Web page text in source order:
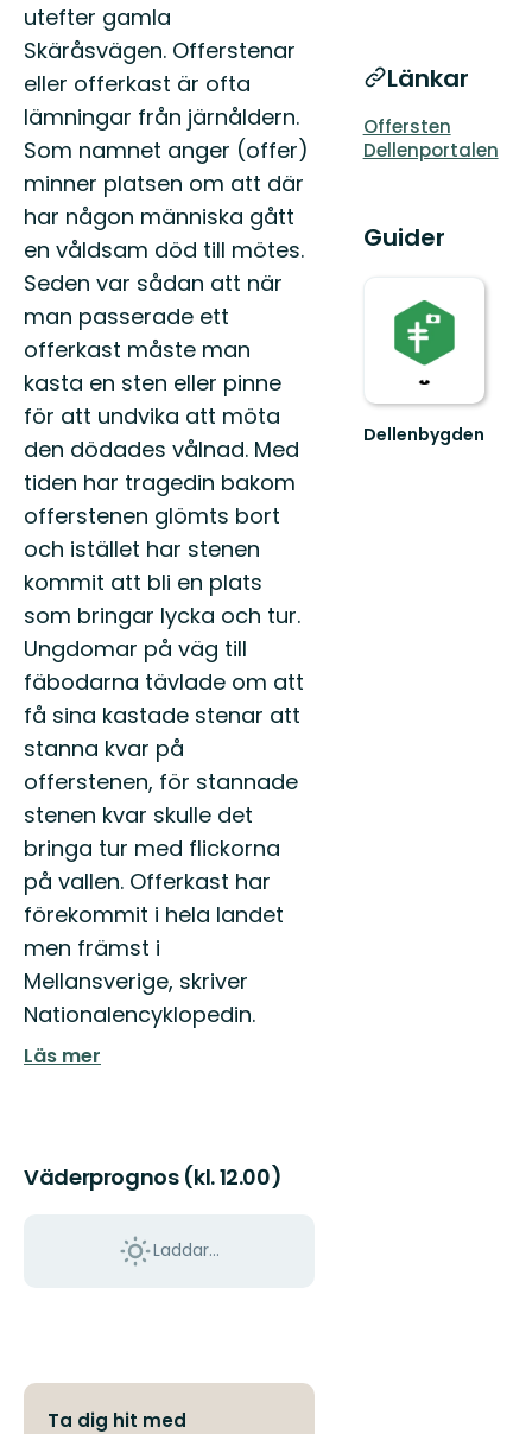
utefter gamla
Skäråsvägen. Offerstenar
eller offerkast är ofta
lämningar från järnåldern.
Som namnet anger (offer)
minner platsen om att där
har någon människa gått
en våldsam död till mötes.
Seden var sådan att när
man passerade ett
offerkast måste man
kasta en sten eller pinne
för att undvika att möta
den dödades vålnad. Med
tiden har tragedin bakom
offerstenen glömts bort
och istället har stenen
kommit att bli en plats
som bringar lycka och tur.
Ungdomar på väg till
fäbodarna tävlade om att
få sina kastade stenar att
stanna kvar på
offerstenen, för stannade
stenen kvar skulle det
bringa tur med flickorna
på vallen. Offerkast har
förekommit i hela landet
men främst i
Mellansverige, skriver
Nationalencyklopedin.
Läs mer
Väderprognos (kl. 12.00)
Laddar...
Ta dig hit med
Länkar
Offersten
Dellenportalen
Guider
Dellenbygden